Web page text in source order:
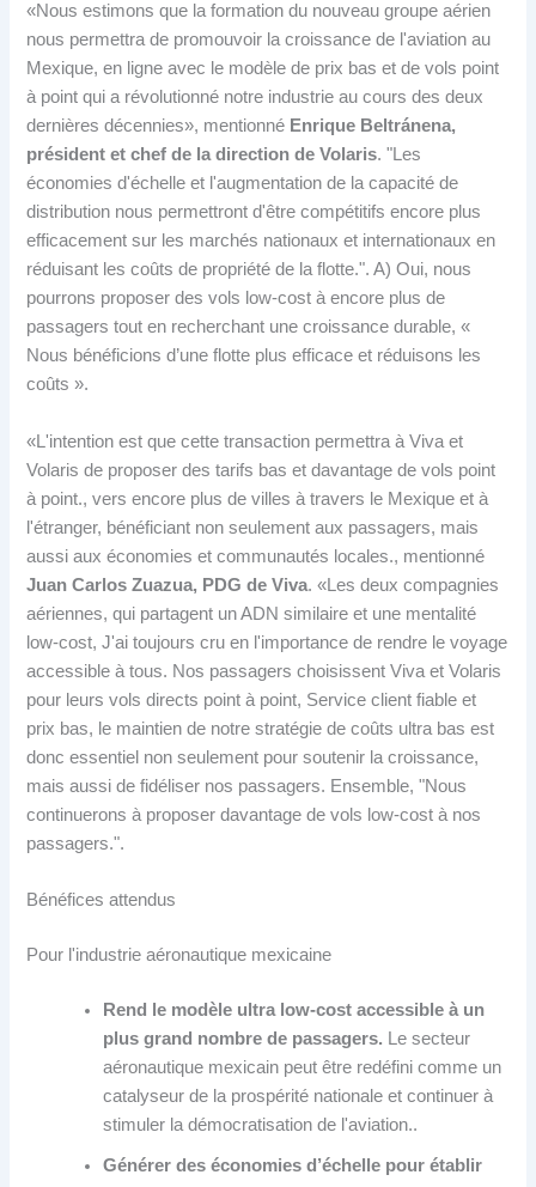
«Nous estimons que la formation du nouveau groupe aérien
nous permettra de promouvoir la croissance de l'aviation au
Mexique, en ligne avec le modèle de prix bas et de vols point
à point qui a révolutionné notre industrie au cours des deux
dernières décennies», mentionné Enrique Beltránena,
président et chef de la direction de Volaris. "Les
économies d'échelle et l'augmentation de la capacité de
distribution nous permettront d'être compétitifs encore plus
efficacement sur les marchés nationaux et internationaux en
réduisant les coûts de propriété de la flotte.". A) Oui, nous
pourrons proposer des vols low-cost à encore plus de
passagers tout en recherchant une croissance durable, «
Nous bénéficions d’une flotte plus efficace et réduisons les
coûts ».
«L'intention est que cette transaction permettra à Viva et
Volaris de proposer des tarifs bas et davantage de vols point
à point., vers encore plus de villes à travers le Mexique et à
l'étranger, bénéficiant non seulement aux passagers, mais
aussi aux économies et communautés locales., mentionné
Juan Carlos Zuazua, PDG de Viva. «Les deux compagnies
aériennes, qui partagent un ADN similaire et une mentalité
low-cost, J'ai toujours cru en l'importance de rendre le voyage
accessible à tous. Nos passagers choisissent Viva et Volaris
pour leurs vols directs point à point, Service client fiable et
prix bas, le maintien de notre stratégie de coûts ultra bas est
donc essentiel non seulement pour soutenir la croissance,
mais aussi de fidéliser nos passagers. Ensemble, "Nous
continuerons à proposer davantage de vols low-cost à nos
passagers.".
Bénéfices attendus
Pour l'industrie aéronautique mexicaine
Rend le modèle ultra low-cost accessible à un
plus grand nombre de passagers. Le secteur
aéronautique mexicain peut être redéfini comme un
catalyseur de la prospérité nationale et continuer à
stimuler la démocratisation de l'aviation..
Générer des économies d’échelle pour établir